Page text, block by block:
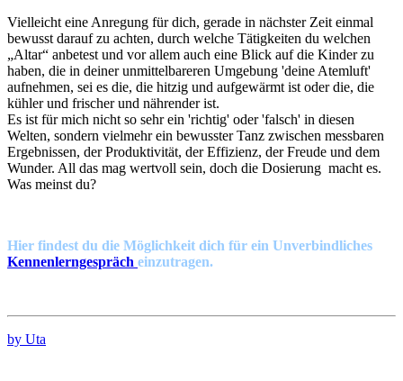
Vielleicht eine Anregung für dich, gerade in nächster Zeit einmal
bewusst darauf zu achten, durch welche Tätigkeiten du welchen
„Altar“ anbetest und vor allem auch eine Blick auf die Kinder zu
haben, die in deiner unmittelbareren Umgebung 'deine Atemluft'
aufnehmen, sei es die, die hitzig und aufgewärmt ist oder die, die
kühler und frischer und nährender ist.
Es ist für mich nicht so sehr ein 'richtig' oder 'falsch' in diesen
Welten, sondern vielmehr ein bewusster Tanz zwischen messbaren
Ergebnissen, der Produktivität, der Effizienz, der Freude und dem
Wunder. All das mag wertvoll sein, doch die Dosierung macht es.
Was meinst du?
Hier findest du die Möglichkeit dich für ein Unverbindliches
Kennenlerngespräch einzutragen.
by Uta